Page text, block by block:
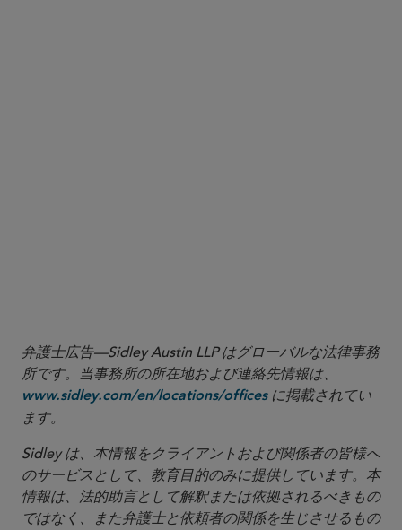
弁護士広告—Sidley Austin LLP はグローバルな法律事務
所です。当事務所の所在地および連絡先情報は、
www.sidley.com/en/locations/officesに掲載されてい
ます。
Sidley は、本情報をクライアントおよび関係者の皆様へ
のサービスとして、教育目的のみに提供しています。本
情報は、法的助言として解釈または依拠されるべきもの
ではなく、また弁護士と依頼者の関係を生じさせるもの